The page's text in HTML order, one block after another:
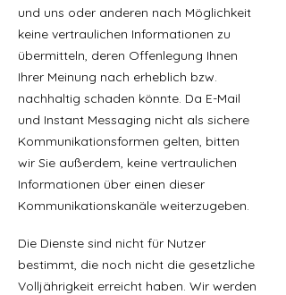
und uns oder anderen nach Möglichkeit
keine vertraulichen Informationen zu
übermitteln, deren Offenlegung Ihnen
Ihrer Meinung nach erheblich bzw.
nachhaltig schaden könnte. Da E-Mail
und Instant Messaging nicht als sichere
Kommunikationsformen gelten, bitten
wir Sie außerdem, keine vertraulichen
Informationen über einen dieser
Kommunikationskanäle weiterzugeben.
Die Dienste sind nicht für Nutzer
bestimmt, die noch nicht die gesetzliche
Volljährigkeit erreicht haben. Wir werden